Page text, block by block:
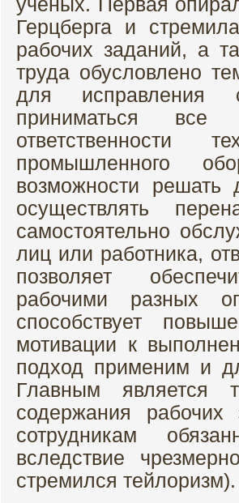
ученых. Первая
Герцберга и
рабочих заданий, а
труда обусловлено
для исправления
приниматься
ответственности
промышленного
возможности решать
осуществлять
самостоятельно
лиц или работника,
позволяет
рабочими разных
способствует
мотивации к
подход применим и
Главным является
содержания
сотрудникам
вследствие
стремился тейлоризм).